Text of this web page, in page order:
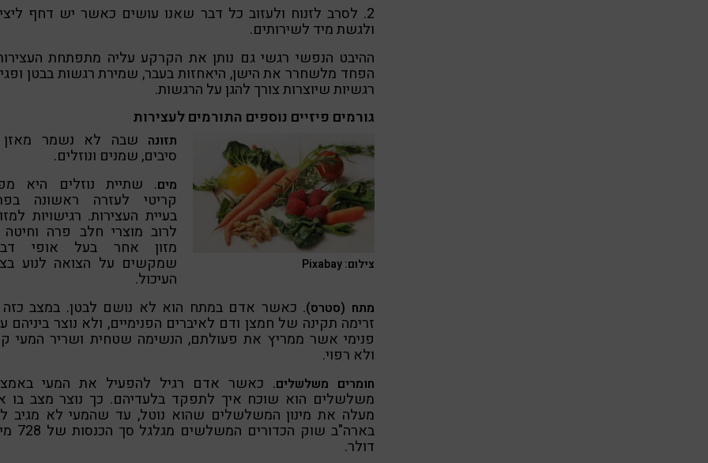
2. לסרב לזנוח ולעזוב כל דבר שאנו עושים כאשר יש דחף
ולגשת מיד לשירותים.
ההיבט הנפשי רגשי גם נותן את הקרקע עליה מתפתחת
הפחד מלשחרר את הישן, היאחזות בעבר, שמירת רגשות בבטן
רגשיות שיוצרות צורך להגן על הרגשות.
גורמים פיזיים נוספים התורמים לעצירות
צילום: Pixabay
תזונה שבה לא נשמר מאזן
סיבים, שמנים ונוזלים.
מים. שתיית נוזלים היא
קריטי לעזרה ראשונה
בעיית העצירות. רגישויות
לרוב מוצרי חלב פרה וחיטה
מזון אחר בעל אופי
שמקשים על הצואה לנוע
העיכול.
מתח (סטרס). כאשר אדם במתח הוא לא נושם לבטן. במצב כזה
זרימה תקינה של חמצן ודם לאיברים הפנימיים, ולא נוצר ביניהם
פנימי אשר ממריץ את פעולתם, הנשימה שטחית ושריר המעי
ולא רפוי.
חומרים משלשלים. כאשר אדם רגיל להפעיל את המעי
משלשלים הוא שוכח איך לתפקד בלעדיהם. כך נוצר מצב בו
מעלה את מינון המשלשלים שהוא נוטל, עד שהמעי לא מגיב
בארה"ב שוק
דולר.